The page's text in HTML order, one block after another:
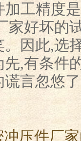
加工精度
家好坏的
因此,选
,有条件
言忽悠